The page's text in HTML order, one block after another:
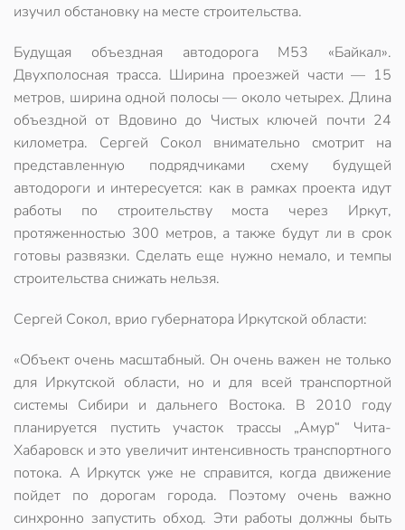
изучил обстановку на месте строительства.
Будущая объездная автодорога М53 «Байкал».
Двухполосная трасса. Ширина проезжей части — 15
метров, ширина одной полосы — около четырех. Длина
объездной от Вдовино до Чистых ключей почти 24
километра. Сергей Сокол внимательно смотрит на
представленную подрядчиками схему будущей
автодороги и интересуется: как в рамках проекта идут
работы по строительству моста через Иркут,
протяженностью 300 метров, а также будут ли в срок
готовы развязки. Сделать еще нужно немало, и темпы
строительства снижать нельзя.
Сергей Сокол, врио губернатора Иркутской области:
«Объект очень масштабный. Он очень важен не только
для Иркутской области, но и для всей транспортной
системы Сибири и дальнего Востока. В 2010 году
планируется пустить участок трассы „Амур“ Чита-
Хабаровск и это увеличит интенсивность транспортного
потока. А Иркутск уже не справится, когда движение
пойдет по дорогам города. Поэтому очень важно
синхронно запустить обход. Эти работы должны быть